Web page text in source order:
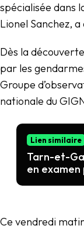
spécialisée dans
Lionel Sanchez,
Dès la
par les
Groupe
nationale du
Lien similaire
Tarn-et-
en examen
Ce vendredi